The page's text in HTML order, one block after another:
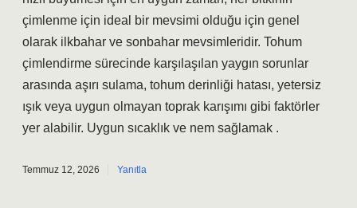
çimlenme için ideal bir mevsimi olduğu için genel
olarak ilkbahar ve sonbahar mevsimleridir. Tohum
çimlendirme sürecinde karşılaşılan yaygın sorunlar
arasında aşırı sulama, tohum derinliği hatası, yetersiz
ışık veya uygun olmayan toprak karışımı gibi faktörler
yer alabilir. Uygun sıcaklık ve nem sağlamak .
Temmuz 12, 2026 Yanıtla